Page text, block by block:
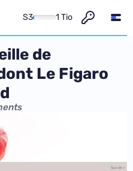
S3 1 Tio
de
Le Figaro